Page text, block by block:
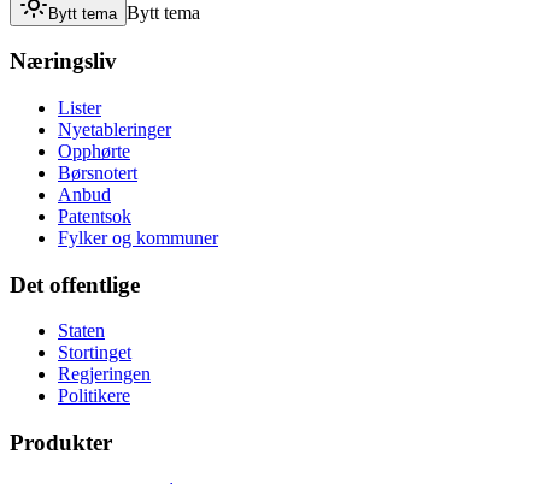
Bytt tema Bytt tema
Næringsliv
Lister
Nyetableringer
Opphørte
Børsnotert
Anbud
Patentsok
Fylker og kommuner
Det offentlige
Staten
Stortinget
Regjeringen
Politikere
Produkter